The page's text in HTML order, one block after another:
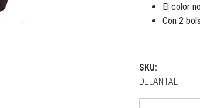
El color
Con 2
SKU:
DELANTAL